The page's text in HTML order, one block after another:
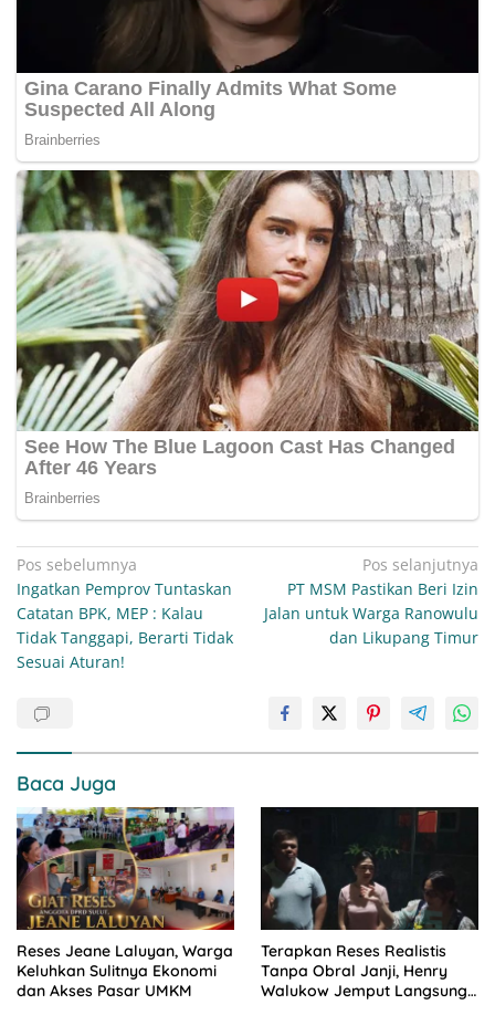
Navigasi
pos
Pos sebelumnya
Ingatkan Pemprov Tuntaskan
Catatan BPK, MEP : Kalau
Tidak Tanggapi, Berarti Tidak
Sesuai Aturan!
Pos selanjutnya
PT MSM Pastikan Beri Izin
Jalan untuk Warga Ranowulu
dan Likupang Timur
Baca Juga
Reses Jeane Laluyan, Warga
Keluhkan Sulitnya Ekonomi
dan Akses Pasar UMKM
Terapkan Reses Realistis
Tanpa Obral Janji, Henry
Walukow Jemput Langsung